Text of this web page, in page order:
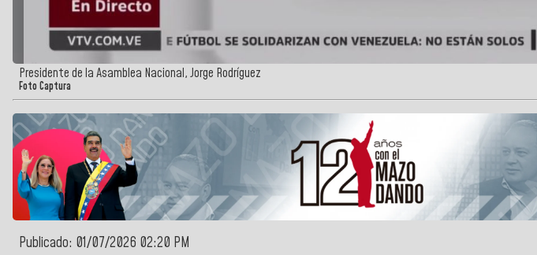
Presidente de la Asamblea Nacional, Jorge Rodríguez
Foto Captura
Publicado: 01/07/2026 02:20 PM